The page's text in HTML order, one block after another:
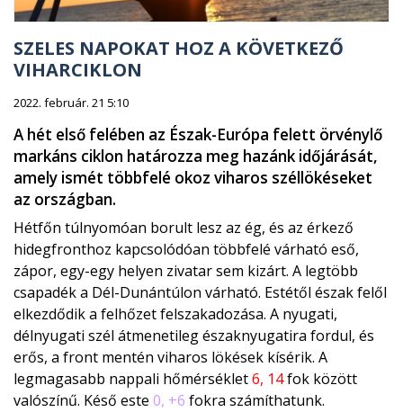
SZELES NAPOKAT HOZ A KÖVETKEZŐ
VIHARCIKLON
2022. február. 21 5:10
A hét első felében az Észak-Európa felett örvénylő
markáns ciklon határozza meg hazánk időjárását,
amely ismét többfelé okoz viharos széllökéseket
az országban.
Hétfőn túlnyomóan borult lesz az ég, és az érkező
hidegfronthoz kapcsolódóan többfelé várható eső,
zápor, egy-egy helyen zivatar sem kizárt. A legtöbb
csapadék a Dél-Dunántúlon várható. Estétől észak felől
elkezdődik a felhőzet felszakadozása. A nyugati,
délnyugati szél átmenetileg északnyugatira fordul, és
erős, a front mentén viharos lökések kísérik. A
legmagasabb nappali hőmérséklet6, 14fok között
valószínű. Késő este 0, +6 fokra számíthatunk.